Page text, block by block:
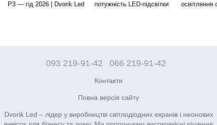
P3 — гід 2026 | Dvorik Led
потужність LED-підсвітки
освітлення
093 219-91-42 066 219-91-42
Контакти
Повна версія сайту
Dvorik Led – лідер у виробництві світлодіодних екранів і неонових